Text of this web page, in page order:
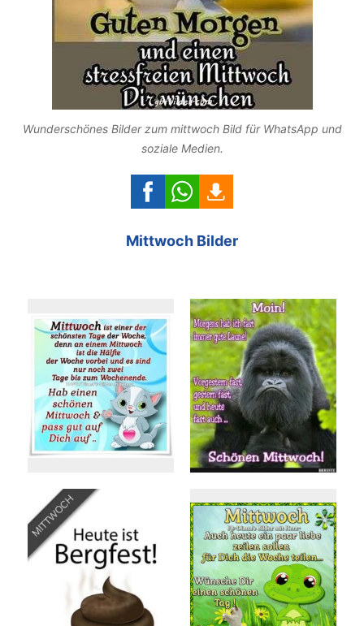
Wunderschönes Bilder zum mittwoch Bild für WhatsApp und
soziale Medien.
Mittwoch Bilder